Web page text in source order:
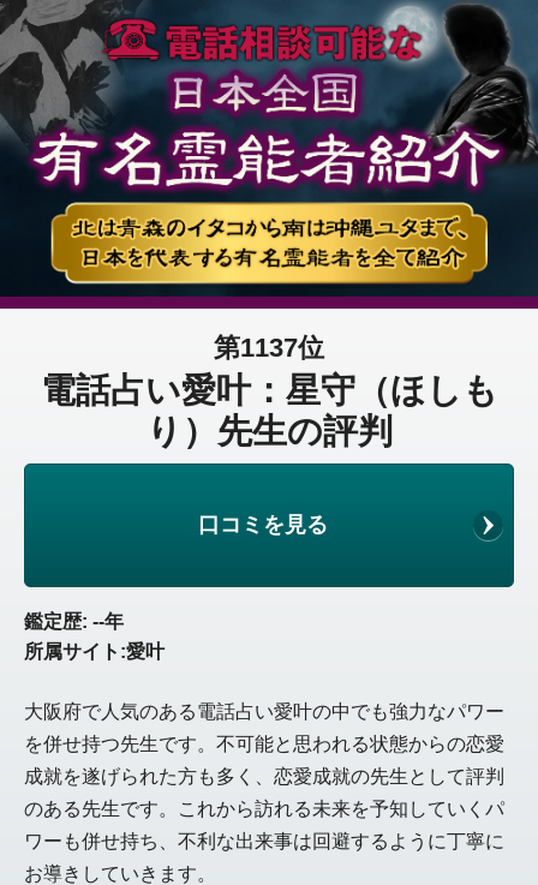
第1137位
電話占い愛叶：星守（ほしも
り）先生の評判
口コミを見る
鑑定歴: --年
所属サイト:愛叶
大阪府で人気のある電話占い愛叶の中でも強力なパワー
を併せ持つ先生です。不可能と思われる状態からの恋愛
成就を遂げられた方も多く、恋愛成就の先生として評判
のある先生です。これから訪れる未来を予知していくパ
ワーも併せ持ち、不利な出来事は回避するように丁寧に
お導きしていきます。